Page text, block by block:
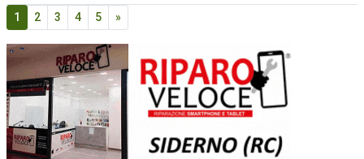
1 2 3 4 5 »